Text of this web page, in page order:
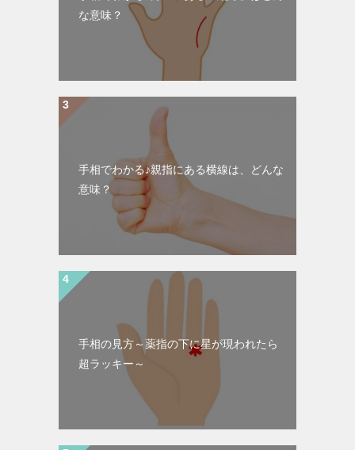
な意味？
手相でわかる♪親指にある横線は、どんな
意味？
手相の見方～薬指の下に星が現われたら
超ラッキー～